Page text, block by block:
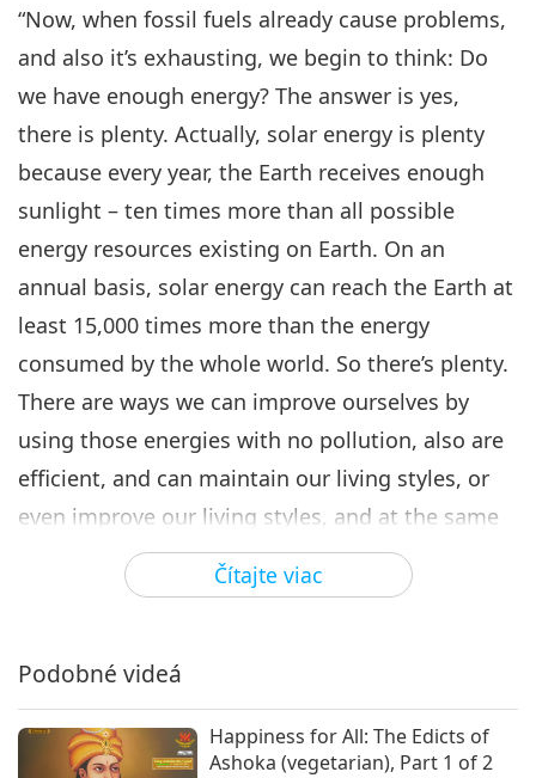
Slová múdrosti 2024-04-04 4306Zobrazenia
5
Společně při záchraně životů, 5.
část vícedílného seriálu
Zobrazenia
6
30:49
Společně při záchraně životů, 6.
část vícedílného seriálu
2024-04-06 Zobrazenia
7
38:06
Společně při záchraně životů, 7.
část vícedílného seriálu
Slová múdrosti 2024-04-08 5437Zobrazenia
Společně při záchraně životů, 8.
část vícedílného seriálu
Slová múdrosti
Společně při záchraně životů, 9.
část vícedílného seriálu
Čítajte viac
“Now, when fossil fuels already cause problems,
and also it’s exhausting, we begin to think: Do
we have enough energy? The answer is yes,
there is plenty. Actually, solar energy is plenty
because every year, the Earth receives enough
sunlight – ten times more than all possible
energy resources existing on Earth. On an
annual basis, solar energy can reach the Earth at
least 15,000 times more than the energy
consumed by the whole world. So there’s plenty.
There are ways we can improve ourselves by
using those energies with no pollution, also are
efficient, and can maintain our living styles, or
even improve our living styles, and at the same
time improve the environment.”
Recently, the outbreak of H1N1 (swine flu) is
relationship between disease and climate
change? Today, our second distinguished
speaker, Professor Lin Ruey Shiung, will share his
Podobné videá
Happiness for All: The Edicts of
Ashoka (vegetarian), Part 1 of 2